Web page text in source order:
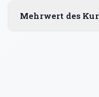
Mehrwert des